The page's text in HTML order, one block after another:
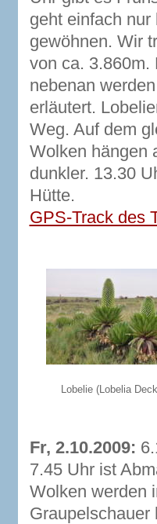
geht einfach
gewöhnen. Wir
von ca. 3.860m.
nebenan
erläutert.
Weg. Auf dem
Wolken hängen
dunkler. 13.30
Hütte.
GPS-Track des
Lobelie (Lobelia
Fr, 2.10.2009:
7.45 Uhr ist
Wolken werden
Graupelschauer